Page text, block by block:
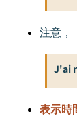
注意，
J'ai
表示時